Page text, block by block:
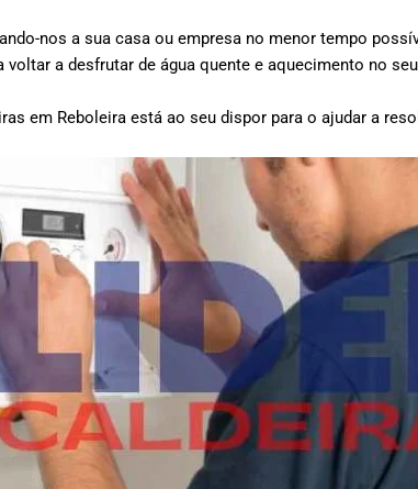
nos a sua casa ou empresa no menor tempo
a desfrutar de água quente e aquecimento no
em Reboleira está ao seu dispor para o ajudar a